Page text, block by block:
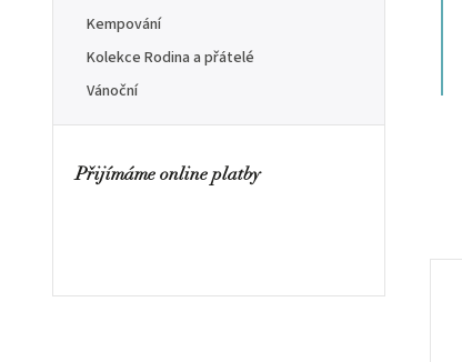
Kempování
Kolekce Rodina a přátelé
Vánoční
Přijímáme online platby